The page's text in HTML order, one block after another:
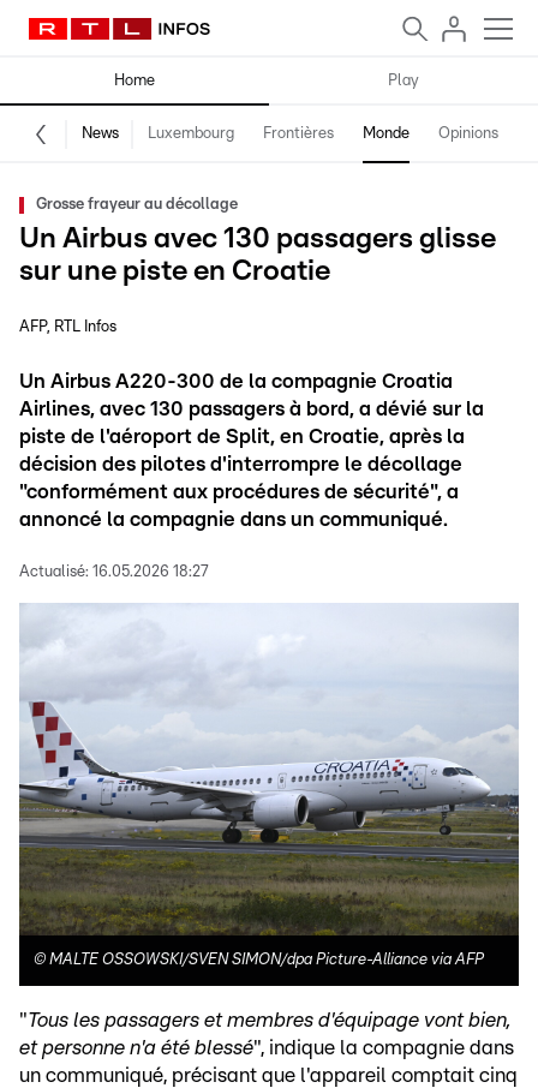
Home Play
News Luxembourg Frontières Monde Opinions
Grosse frayeur au décollage
Un Airbus avec 130 passagers glisse
sur une piste en Croatie
AFP RTL Infos
Un Airbus A220-300 de la compagnie Croatia
Airlines, avec 130 passagers à bord, a dévié sur la
piste de l'aéroport de Split, en Croatie, après la
décision des pilotes d'interrompre le décollage
"conformément aux procédures de sécurité", a
annoncé la compagnie dans un communiqué.
Actualisé: 16.05.2026 18:27
© MALTE OSSOWSKI/SVEN SIMON/dpa Picture-Alliance via AFP
"Tous les passagers et membres d'équipage vont bien,
et personne n'a été blessé", indique la compagnie dans
un communiqué, précisant que l'appareil comptait cinq